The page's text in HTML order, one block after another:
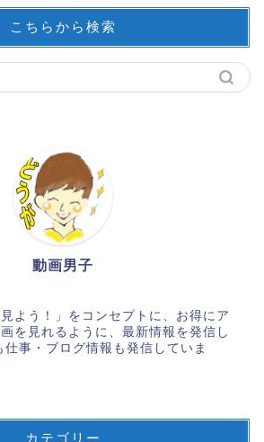
こちらから検索
動画男子
見よう！」をコンセプトに、お得にア
を見れるように、最新情報を発信し
事・ブログ情報も発信していま
カテゴリー